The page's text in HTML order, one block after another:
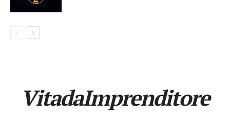
VitadaImprenditore